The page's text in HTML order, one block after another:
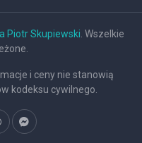
Piotr Skupiewski . Wszelkie
i ceny nie stanowią
kodeksu cywilnego.